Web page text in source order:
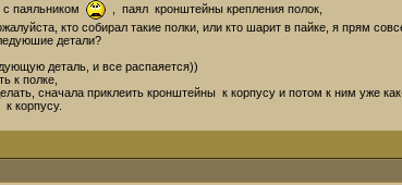
паяльником
, паял кронштейны крепления полок,
кто собирал такие полки, или кто шарит в пайке, я прям
детали?
деталь, и все распаяется))
к полке,
сначала приклеить кронштейны к корпусу и потом к ним уже
корпусу.